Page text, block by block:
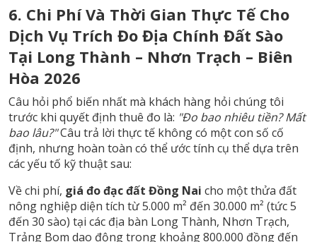
6. Chi Phí Và Thời Gian Thực Tế Cho
Dịch Vụ Trích Đo Địa Chính Đất Sào
Tại Long Thành – Nhơn Trạch – Biên
Hòa 2026
Câu hỏi phổ biến nhất mà khách hàng hỏi chúng tôi
trước khi quyết định thuê đo là: "Đo bao nhiêu tiền? Mất
bao lâu?"Câu trả lời thực tế không có một con số cố
định, nhưng hoàn toàn có thể ước tính cụ thể dựa trên
các yếu tố kỹ thuật sau:
Về chi phí, giá đo đạc đất Đồng Nai cho một thửa đất
nông nghiệp diện tích từ 5.000 m² đến 30.000 m² (tức 5
đến 30 sào) tại các địa bàn Long Thành, Nhơn Trạch,
Trảng Bom dao động trong khoảng 800.000 đồng đến